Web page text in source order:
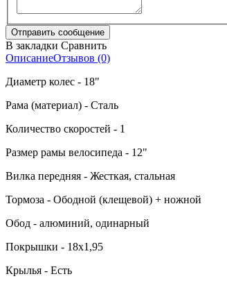
В закладки Сравнить
ОписаниеОтзывов (0)
Диаметр колес - 18"
Рама (материал) - Сталь
Количество скоростей - 1
Размер рамы велосипеда - 12"
Вилка передняя - Жесткая, стальная
Тормоза - Ободной (клещевой) + ножной
Обод - алюминий, одинарный
Покрышки - 18х1,95
Крылья - Есть